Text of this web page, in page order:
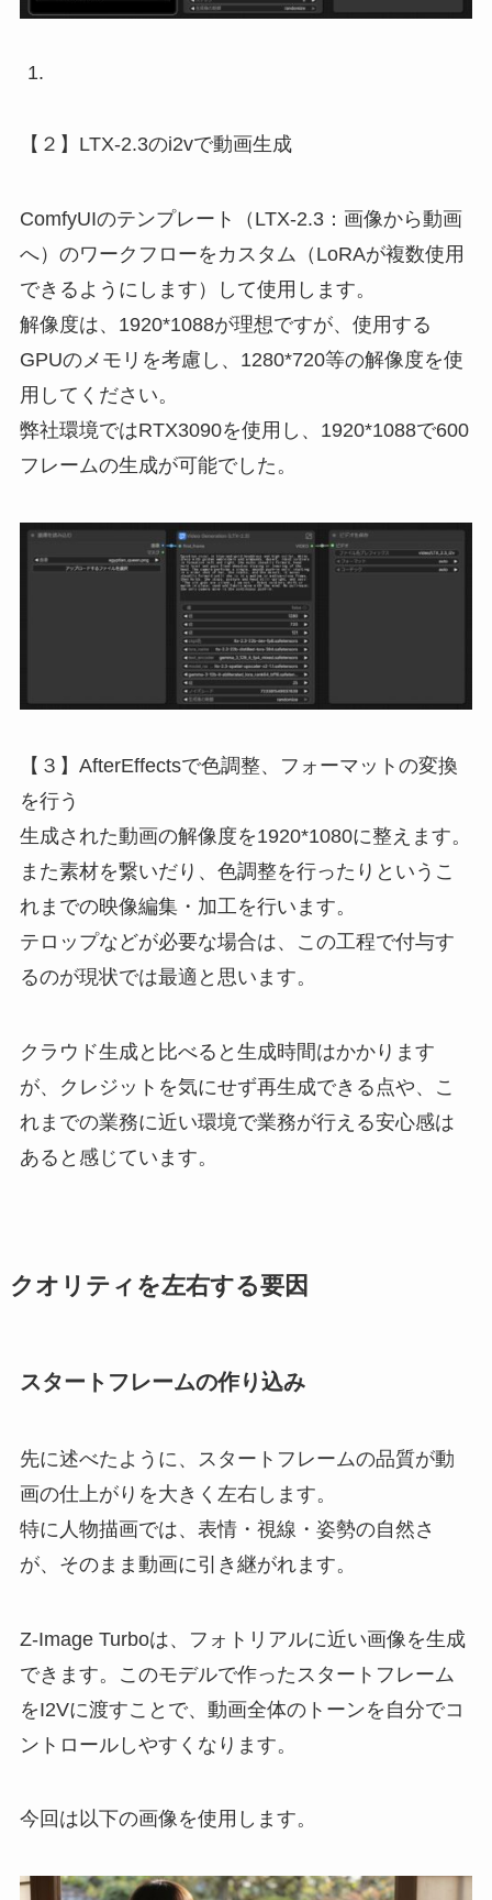
【２】LTX-2.3のi2vで動画生成
ComfyUIのテンプレート（LTX-2.3：画像から動画
へ）のワークフローをカスタム（LoRAが複数使用
できるようにします）して使用します。
解像度は、1920*1088が理想ですが、使用する
GPUのメモリを考慮し、1280*720等の解像度を使
用してください。
弊社環境ではRTX3090を使用し、1920*1088で600
フレームの生成が可能でした。
【３】AfterEffectsで色調整、フォーマットの変換
を行う
生成された動画の解像度を1920*1080に整えます。
また素材を繋いだり、色調整を行ったりというこ
れまでの映像編集・加工を行います。
テロップなどが必要な場合は、この工程で付与す
るのが現状では最適と思います。
クラウド生成と比べると生成時間はかかります
が、クレジットを気にせず再生成できる点や、こ
れまでの業務に近い環境で業務が行える安心感は
あると感じています。
クオリティを左右する要因
スタートフレームの作り込み
先に述べたように、スタートフレームの品質が動
画の仕上がりを大きく左右します。
特に人物描画では、表情・視線・姿勢の自然さ
が、そのまま動画に引き継がれます。
Z-Image Turboは、フォトリアルに近い画像を生成
できます。このモデルで作ったスタートフレーム
をI2Vに渡すことで、動画全体のトーンを自分でコ
ントロールしやすくなります。
今回は以下の画像を使用します。